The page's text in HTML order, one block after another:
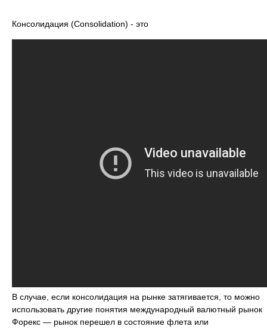
Консолидация (Consolidation) - это
В случае, если консолидация на рынке затягивается, то можно
использовать другие понятия международный валютный рынок
Форекс — рынок перешел в состояние флета или